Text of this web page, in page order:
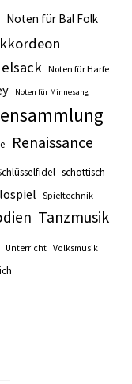
Noten für Bal Folk
Noten für Harfe
Noten für Minnesang
Renaissance
schottisch
Spieltechnik
Tanzmusik
Unterricht Volksmusik